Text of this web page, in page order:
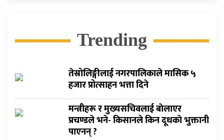
Trending
तेस्रोलिङ्गीलाई नगरपालिकाले मासिक ५
हजार प्रोत्साहन भत्ता दिने
मन्त्रीहरू र मुख्यसचिवलाई बाेलाएर
प्रचण्डले भने- किसानले किन दूधकाे भुक्तानी
पाएनन् ?